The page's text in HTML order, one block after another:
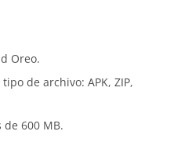
Oreo.
de archivo: APK, ZIP,
600 MB.